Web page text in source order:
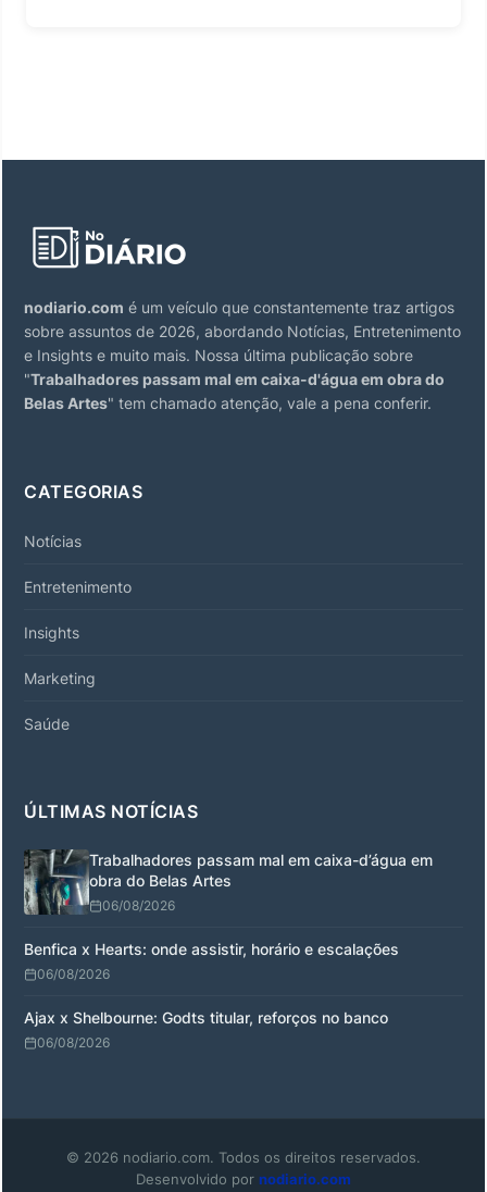
nodiario.com é um veículo que constantemente traz artigos
sobre assuntos de 2026, abordando Notícias, Entretenimento
e Insights e muito mais. Nossa última publicação sobre
"Trabalhadores passam mal em caixa-d'água em obra do
Belas Artes" tem chamado atenção, vale a pena conferir.
CATEGORIAS
Notícias
Entretenimento
Insights
Marketing
Saúde
ÚLTIMAS NOTÍCIAS
Trabalhadores passam mal em caixa-d’água em
obra do Belas Artes
06/08/2026
Benfica x Hearts: onde assistir, horário e escalações
06/08/2026
Ajax x Shelbourne: Godts titular, reforços no banco
06/08/2026
© 2026 nodiario.com. Todos os direitos reservados.
Desenvolvido por nodiario.com